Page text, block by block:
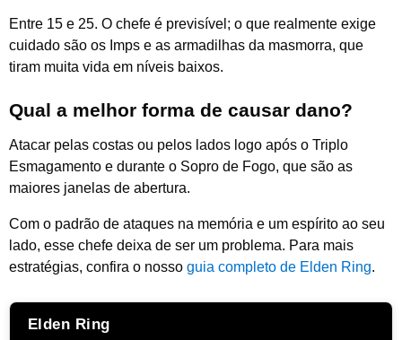
Entre 15 e 25. O chefe é previsível; o que realmente exige
cuidado são os Imps e as armadilhas da masmorra, que
tiram muita vida em níveis baixos.
Qual a melhor forma de causar dano?
Atacar pelas costas ou pelos lados logo após o Triplo
Esmagamento e durante o Sopro de Fogo, que são as
maiores janelas de abertura.
Com o padrão de ataques na memória e um espírito ao seu
lado, esse chefe deixa de ser um problema. Para mais
estratégias, confira o nosso guia completo de Elden Ring.
Elden Ring